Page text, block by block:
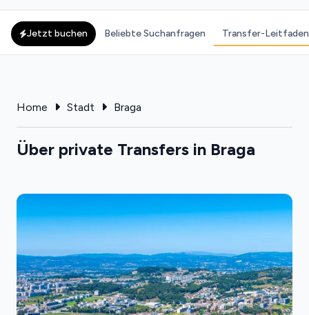
Jetzt buchen Beliebte Suchanfragen Transfer-Leitfaden
Home Stadt Braga
Über private Transfers in Braga